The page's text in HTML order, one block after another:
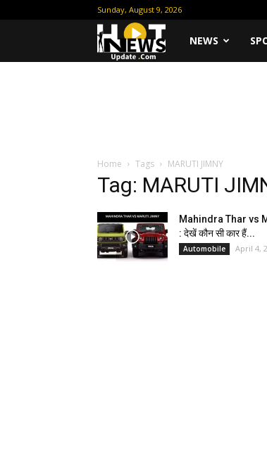
Sunday, August 9, 2026
HotNEWS
Home Tags MARUTI JIMNY
Tag: MARUTI
Mahindra Thar vs
: देखें कौन सी कार हैं...
Automobile April 4,